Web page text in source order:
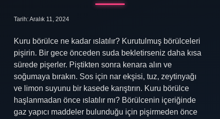
Tarih: Aralık 11, 2024
Kuru börülce ne kadar ıslatılır? Kurutulmuş börülceleri
pişirin. Bir gece önceden suda bekletirseniz daha kısa
sürede pişerler. Piştikten sonra kenara alın ve
soğumaya bırakın. Sos için nar ekşisi, tuz, zeytinyağı
ve limon suyunu bir kasede karıştırın. Kuru börülce
haşlanmadan önce ıslatılır mı? Börülcenin içeriğinde
gaz yapıcı maddeler bulunduğu için pişirmeden önce